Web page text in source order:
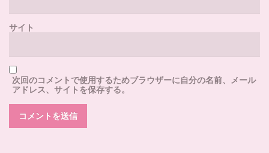
サイト
次回のコメントで使用するためブラウザーに自分の名前、メール
アドレス、サイトを保存する。